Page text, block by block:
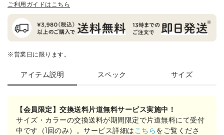
ご利用ガイドはこちら
※営業日に限ります。
アイテム説明 スペック サイズ
【会員限定】交換送料片道無料サービス実施中！
サイズ・カラーの交換送料が期間限定で片道無料にて受付
中です（1回のみ）。サービス詳細は こちらをご覧くださ